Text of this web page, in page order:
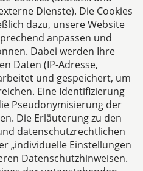
rund um
und
Dienste). Die Cookies
dazu, unsere Website
anpassen und
Dabei werden Ihre
Daten (IP-Adresse,
und gespeichert, um
Eine Identifizierung
Pseudonymisierung der
Die Erläuterung zu den
datenschutzrechtlichen
„individuelle Einstellungen
Datenschutzhinweisen.